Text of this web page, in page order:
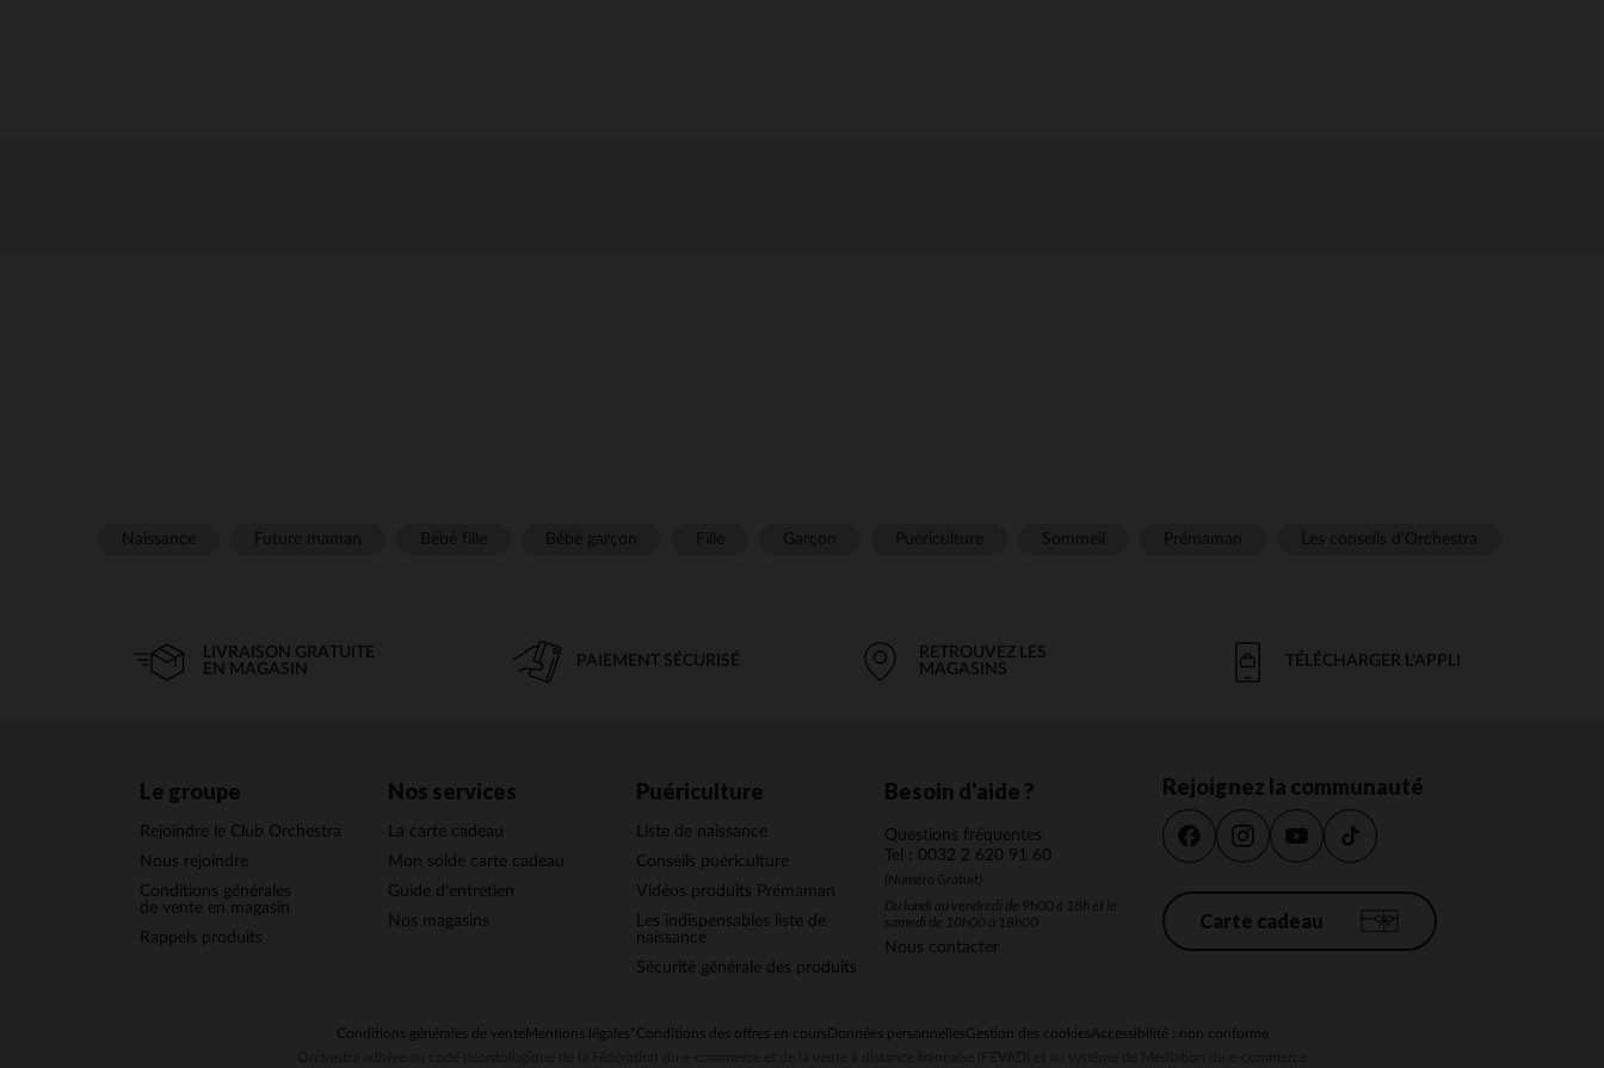
LIVRAISON GRATUITE
EN MAGASIN
PAIEMENT SÉCURISÉ
RETROUVEZ LES
MAGASINS
TÉLÉCHARGER L'APPLI
Le groupe
Rejoindre le Club Orchestra
Nous rejoindre
Conditions générales
de vente en magasin
Rappels produits
Nos services
La carte cadeau
Mon solde carte cadeau
Guide d'entretien
Nos magasins
Puériculture
Liste de naissance
Conseils puériculture
Vidéos produits Prémaman
Les indispensables liste de
naissance
Sécurité générale des produits
Besoin d'aide ?
Questions fréquentes
Tel : 0032 2 620 91 60
(Numéro Gratuit)
Du lundi au vendredi de 9h00 à 18h et le
samedi de 10h00 à 18h00
Nous contacter
Rejoignez la communauté
Carte cadeau
Conditions générales de venteMentions légales *Conditions des offres en cours Données personnellesGestion des cookiesAccessibilité : non conforme